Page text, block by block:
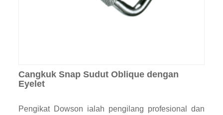
Cangkuk Snap Sudut Oblique dengan
Eyelet
Pengikat Dowson ialah pengilang profesional dan